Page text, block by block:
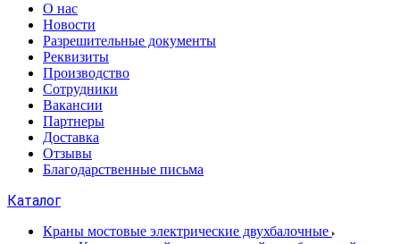
О нас
Новости
Разрешительные документы
Реквизиты
Производство
Сотрудники
Вакансии
Партнеры
Доставка
Отзывы
Благодарственные письма
Каталог
Краны мостовые электрические двухбалочные